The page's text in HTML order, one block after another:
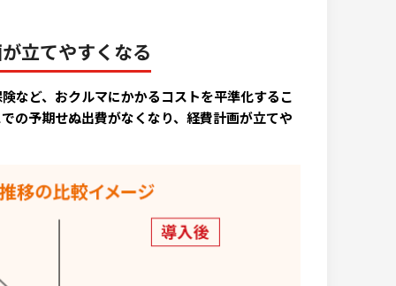
立てやすくなる
など、おクルマにかかるコストを平準化するこ
の予期せぬ出費がなくなり、経費計画が立てや